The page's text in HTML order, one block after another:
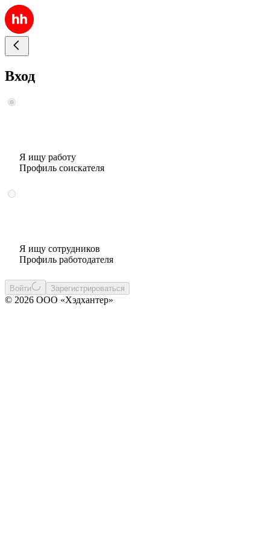
Вход
Я ищу работу
Профиль соискателя
Я ищу сотрудников
Профиль работодателя
Войти Зарегистрироваться
© 2026 ООО «Хэдхантер»